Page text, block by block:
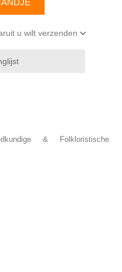
u wilt verzenden
& Folkloristische